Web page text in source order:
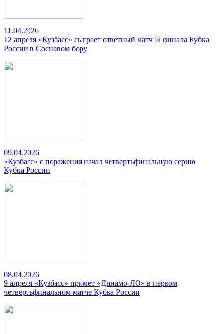
11.04.2026
12 апреля «Кузбасс» сыграет ответный матч ¼ финала Кубка
России в Сосновом бору
09.04.2026
«Кузбасс» с поражения начал четвертьфинальную серию
Кубка России
08.04.2026
9 апреля «Кузбасс» примет «Динамо-ЛО» в первом
четвертьфинальном матче Кубка России